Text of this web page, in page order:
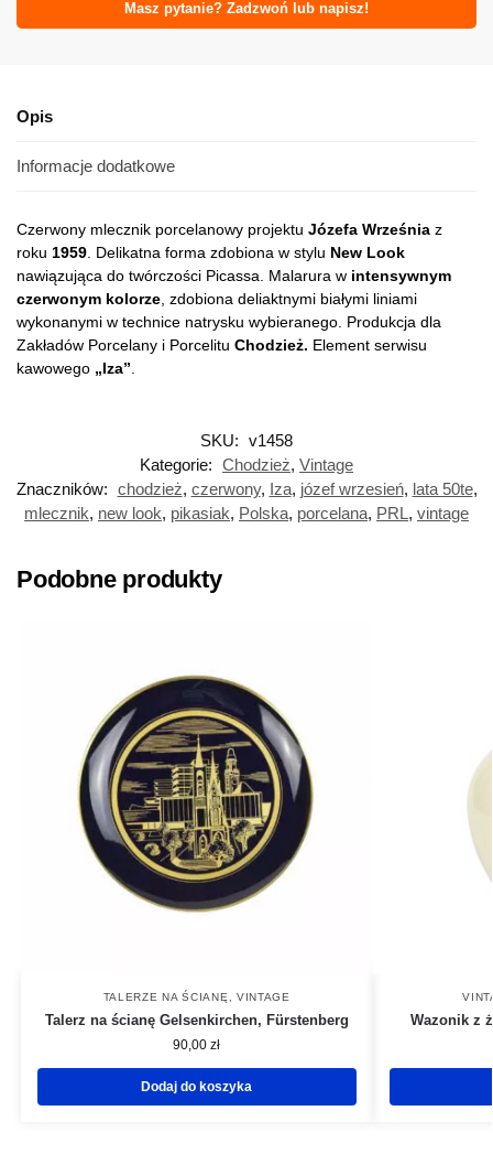
Masz pytanie? Zadzwoń lub napisz!
Opis
Informacje dodatkowe
Czerwony mlecznik porcelanowy projektu Józefa Września z
roku 1959 . Delikatna forma zdobiona w stylu New Look
nawiązująca do twórczości Picassa. Malarura w intensywnym
czerwonym kolorze , zdobiona deliaktnymi białymi liniami
wykonanymi w technice natrysku wybieranego. Produkcja dla
Zakładów Porcelany i Porcelitu Chodzież. Element serwisu
kawowego „Iza”
SKU: v1458
Kategorie: Chodzież, Vintage
Znaczników: chodzież, czerwony, Iza, józef wrzesień, lata 50te,
mlecznik, new look, pikasiak, Polska, porcelana, PRL, vintage
Podobne produkty
TALERZE NA ŚCIANĘ VINTAGE
Talerz na ścianę Gelsenkirchen, Fürstenberg
90,00zł
Dodaj do koszyka
Wazonik z